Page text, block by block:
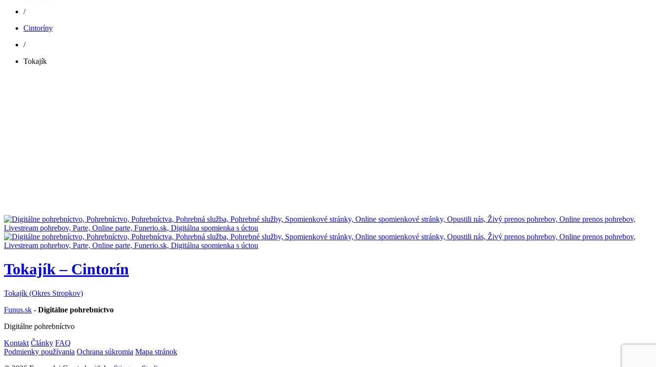
/
Cintoríny
/
Tokajík
Tokajík – Cintorín
Tokajík (Okres Stropkov)
Funus.sk - Digitálne pohrebníctvo
Digitálne pohrebníctvo
Kontakt Články FAQ
Podmienky používania Ochrana súkromia Mapa stránok